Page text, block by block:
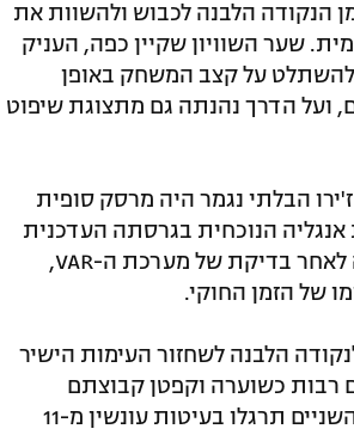
הנקודה הלבנה לכבוש ולהשוות את
הנבחרת הלאומית. שער השוויון שקיין כפה, העניק
על קצב המשחק באופן
ועל הדרך נהנתה גם מתצוגת שיפוט
הבלתי נגמר היה מרסק סופית
הנוכחית בגרסתה העדכנית
תחת הנהגתו של סאות'גייט. הפנדל השני שהוענק לאנגליה לאחר בדיקת של מערכת ה-VAR,
של הזמן החוקי.
הלבנה לשחזור העימות הישיר
רבות כשוערה וקפטן קבוצתם
המשותפת, טוטנהאם הוטספר. מאות, אם לא אלפי פעמים, השניים תרגלו בעיטות עונשין מ-11